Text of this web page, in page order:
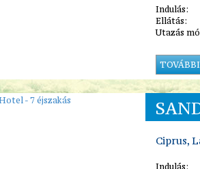
Indulás:
Ellátás:
Utazás
Ciprus,
Indulás: